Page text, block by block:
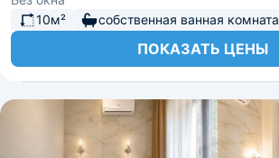
10м²
собственная ванная комната
ПОКАЗАТЬ ЦЕНЫ